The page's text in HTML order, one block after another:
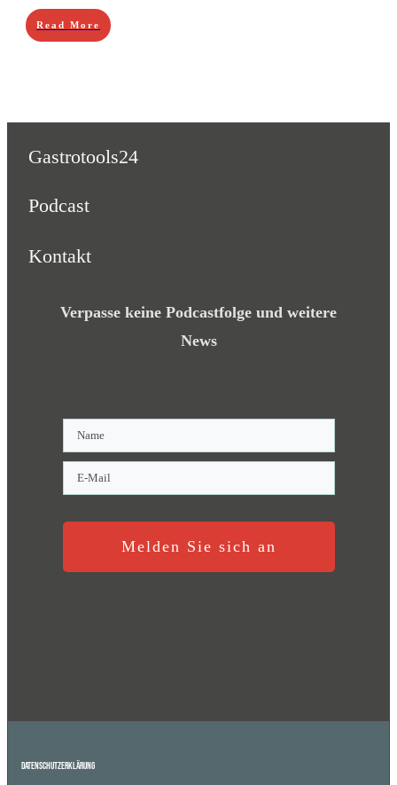
Read More
Gastrotools24
Podcast
Kontakt
Verpasse keine Podcastfolge und weitere
News
Melden Sie sich an
Datenschutzerklärung